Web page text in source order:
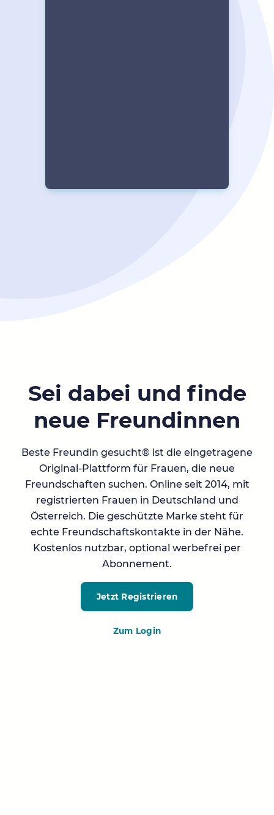
Sei dabei und finde
neue Freundinnen
Beste Freundin gesucht® ist die eingetragene
Original-Plattform für Frauen, die neue
Freundschaften suchen. Online seit 2014, mit
registrierten Frauen in Deutschland und
Österreich. Die geschützte Marke steht für
echte Freundschaftskontakte in der Nähe.
Kostenlos nutzbar, optional werbefrei per
Abonnement.
Jetzt Registrieren
Zum Login